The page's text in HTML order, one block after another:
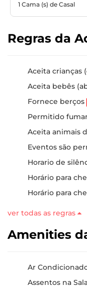
1 Cama (s) de Casal
Regras da
Aceita crianças
Aceita bebês
Fornece berços
Permitido
Aceita animais
Eventos são
Horario de
Horário para
Horário para
ver todas as regras
Amenities
Ar
Assentos na